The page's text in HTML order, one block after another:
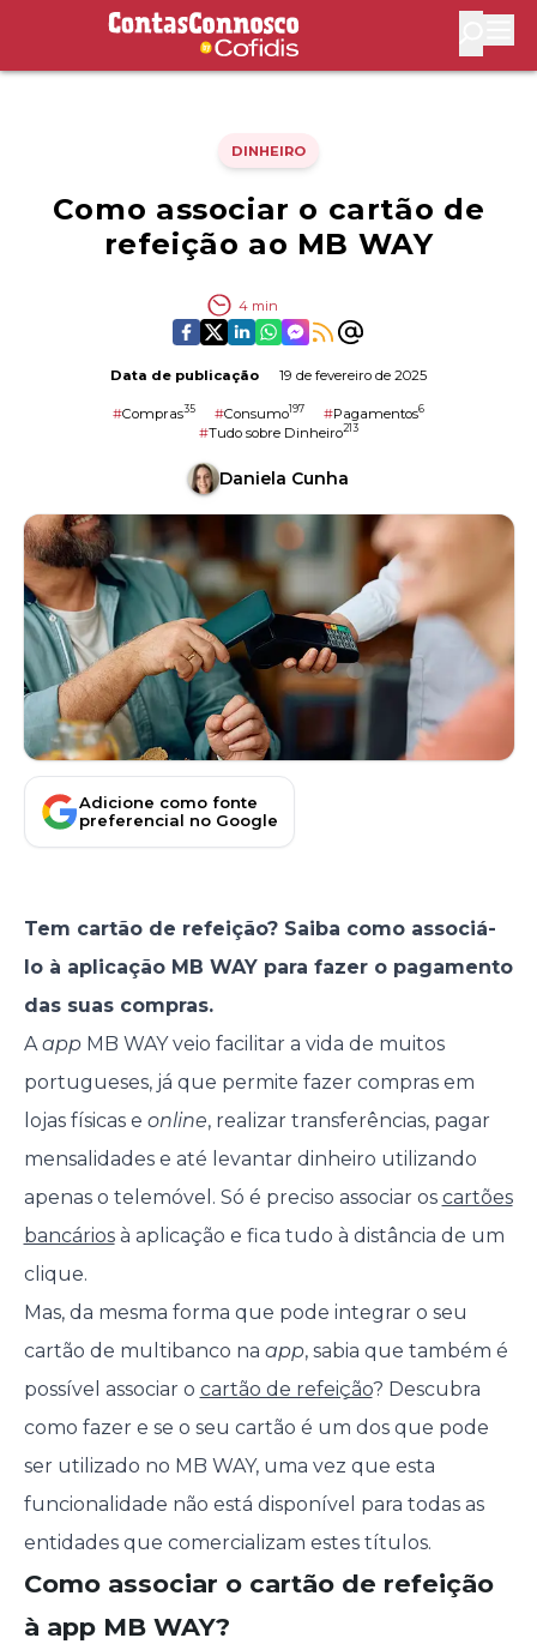
Contas Connosco by Cofidis
DINHEIRO
Como associar o cartão de
refeição ao MB WAY
4 min
Data de publicação 19 de fevereiro de 2025
#Compras35 #Consumo197 #Pagamentos6
#Tudo sobre Dinheiro213
Daniela Cunha
Adicione como fonte
preferencial no Google
Tem cartão de refeição? Saiba como associá-
lo à aplicação MB WAY para fazer o pagamento
das suas compras.
AappMB WAY veio facilitar a vida de muitos
portugueses, já que permite fazer compras em
lojas físicas e online, realizar transferências, pagar
mensalidades e até levantar dinheiro utilizando
apenas o telemóvel. Só é preciso associar os cartões
bancáriosà aplicação e fica tudo à distância de um
clique.
Mas, da mesma forma que pode integrar o seu
cartão de multibanco na app, sabia que também é
possível associar o cartão de refeição? Descubra
como fazer e se o seu cartão é um dos que pode
ser utilizado no MB WAY, uma vez que esta
funcionalidade não está disponível para todas as
entidades que comercializam estes títulos.
Como associar o cartão de refeição
à app MB WAY?